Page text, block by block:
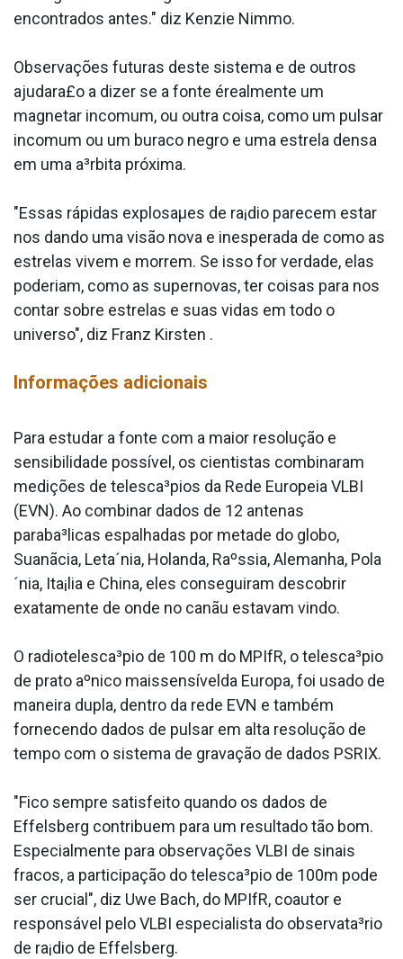
encontrados antes." diz Kenzie Nimmo.
Observações futuras deste sistema e de outros
ajudara£o a dizer se a fonte érealmente um
magnetar incomum, ou outra coisa, como um pulsar
incomum ou um buraco negro e uma estrela densa
em uma a³rbita próxima.
"Essas rápidas explosaµes de ra¡dio parecem estar
nos dando uma visão nova e inesperada de como as
estrelas vivem e morrem. Se isso for verdade, elas
poderiam, como as supernovas, ter coisas para nos
contar sobre estrelas e suas vidas em todo o
universo", diz Franz Kirsten .
Informações adicionais
Para estudar a fonte com a maior resolução e
sensibilidade possí­vel, os cientistas combinaram
medições de telesca³pios da Rede Europeia VLBI
(EVN). Ao combinar dados de 12 antenas
paraba³licas espalhadas por metade do globo,
Suanãcia, Leta´nia, Holanda, Raºssia, Alemanha, Pola
´nia, Ita¡lia e China, eles conseguiram descobrir
exatamente de onde no canãu estavam vindo.
O radiotelesca³pio de 100 m do MPIfR, o telesca³pio
de prato aºnico maissensívelda Europa, foi usado de
maneira dupla, dentro da rede EVN e também
fornecendo dados de pulsar em alta resolução de
tempo com o sistema de gravação de dados PSRIX.
"Fico sempre satisfeito quando os dados de
Effelsberg contribuem para um resultado tão bom.
Especialmente para observações VLBI de sinais
fracos, a participação do telesca³pio de 100m pode
ser crucial", diz Uwe Bach, do MPIfR, coautor e
responsável pelo VLBI especialista do observata³rio
de ra¡dio de Effelsberg.